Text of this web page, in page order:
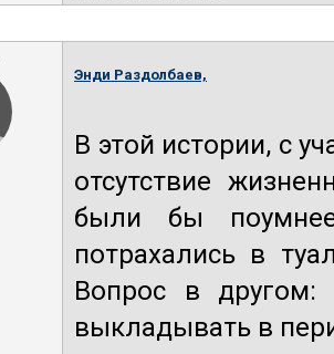
Энди Раздолбаев,
В этой истории, с
отсутствие
были бы
потрахались в
Вопрос в
выкладывать в